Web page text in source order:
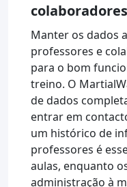
colaboradores
Manter os dados
professores e
para o bom
treino. O
de dados
entrar em
um histórico de
professores é
aulas, enquanto
administração à